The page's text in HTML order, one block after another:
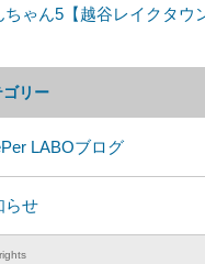
ゴリー
LABOブログ
らせ
ちゃん5【越谷レイクタウ